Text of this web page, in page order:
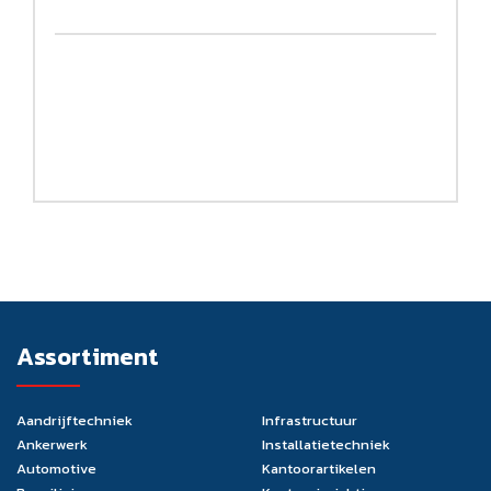
Assortiment
Aandrijftechniek
Ankerwerk
Automotive
Infrastructuur
Installatietechniek
Kantoorartikelen